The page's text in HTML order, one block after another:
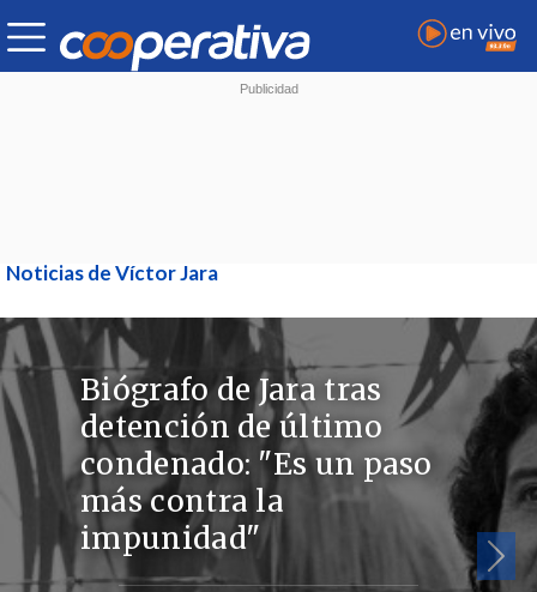
Noticias de Víctor Jara
Biógrafo de Jara tras
detención de último
condenado: "Es un paso
más contra la
impunidad"